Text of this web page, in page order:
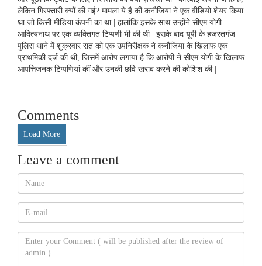
लेकिन गिरफ्तारी क्यों की गई? मामला ये है की कनौजिया ने एक वीडियो शेयर किया
था जो किसी मीडिया कंपनी का था | हालांकि इसके साथ उन्होंने सीएम योगी
आदित्यनाथ पर एक व्यक्तिगत टिप्पणी भी की थी | इसके बाद यूपी के हजरतगंज
पुलिस थाने में शुक्रवार रात को एक उपनिरीक्षक ने कनौजिया के खिलाफ एक
प्राथमिकी दर्ज की थी, जिसमें आरोप लगाया है कि आरोपी ने सीएम योगी के खिलाफ
आपत्तिजनक टिप्पणियां कीं और उनकी छवि खराब करने की कोशिश की |
Comments
Load More
Leave a comment